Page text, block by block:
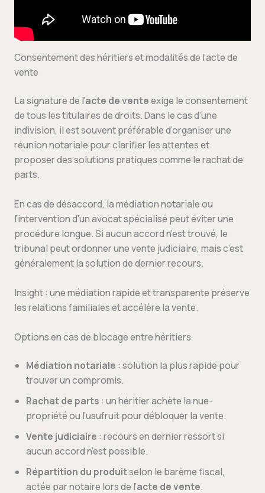
Consentement des héritiers et modalités de l’acte de
vente
La signature de l’acte de venteexige le consentement
de tous les titulaires de droits. Dans le cas d’une
indivision, il est souvent préférable d’organiser une
réunion notariale pour clarifier les attentes et
proposer des solutions pratiques comme le rachat de
parts.
En cas de désaccord, la médiation notariale ou
l’intervention d’un avocat spécialisé peut éviter une
procédure longue. Si aucun accord n’est trouvé, le
tribunal peut ordonner une vente judiciaire, mais c’est
généralement la solution de dernier recours.
Insight : une médiation rapide et transparente préserve
les relations familiales et accélère la vente.
Options en cas de blocage entre héritiers
Médiation notariale : solution la plus rapide pour
trouver un compromis.
Rachat de parts : un héritier achète la nue-
propriété ou l’usufruit pour débloquer la vente.
Vente judiciaire : recours en dernier ressort si
aucun accord n’est possible.
Répartition du produitselon le barème fiscal,
actée par notaire lors de l’acte de vente.